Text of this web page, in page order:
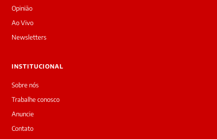
daqui
do
Prime.
Marcos
Eduardo
Carvalho
acabou
cobrir
essa
Opinião
Ao Vivo
Newsletters
INSTITUCIONAL
Sobre nós
Trabalhe conosco
Anuncie
Contato